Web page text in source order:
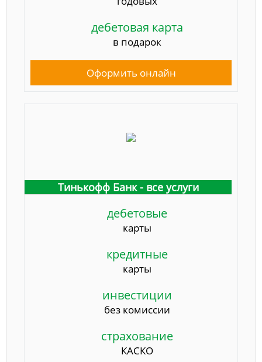
дебетовая карта
в подарок
Оформить онлайн
Тинькофф Банк - все услуги
дебетовые
карты
кредитные
карты
инвестиции
без комиссии
страхование
КАСКО